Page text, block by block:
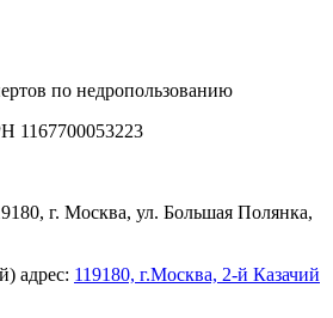
по недропользованию
1167700053223
г. Москва, ул. Большая Полянка,
адрес: 119180, г.Москва, 2-й Казачий